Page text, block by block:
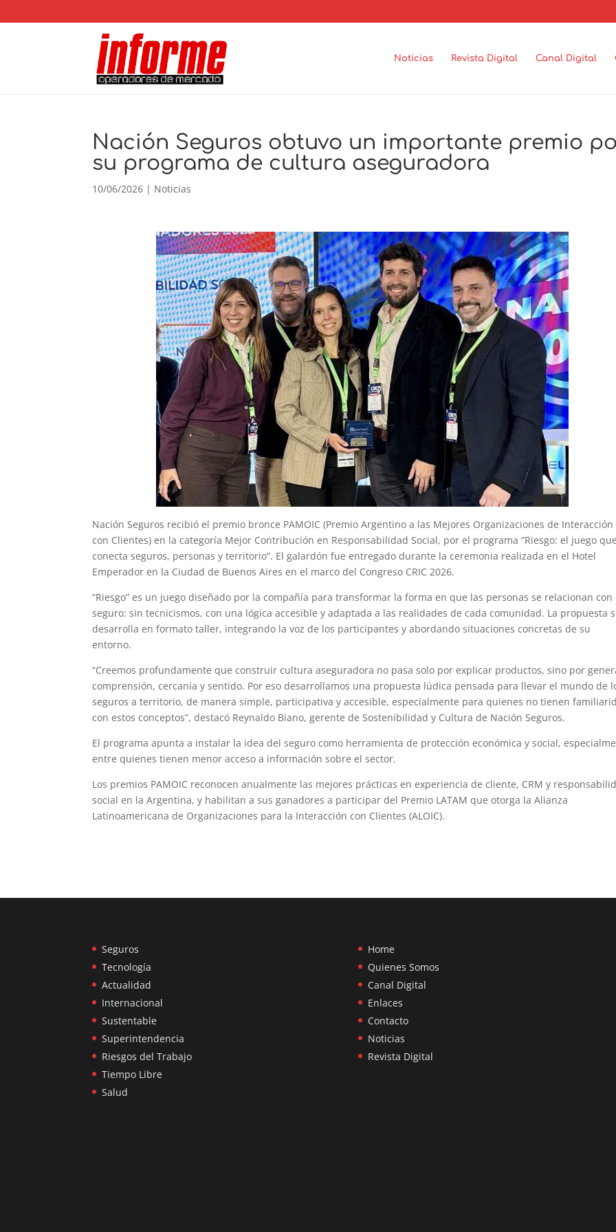
Noticias Revista Digital Canal Digital
Nación Seguros obtuvo un importante premio
su programa de cultura aseguradora
10/06/2026 | Noticias
Nación Seguros recibió el premio bronce PAMOIC (Premio Argentino a las Mejores Organizaciones de Interacción
con Clientes) en la categoría Mejor Contribución en Responsabilidad Social, por el programa “Riesgo: el juego que
conecta seguros, personas y territorio”. El galardón fue entregado durante la ceremonia realizada en el Hotel
Emperador en la Ciudad de Buenos Aires en el marco del Congreso CRIC 2026.
“Riesgo” es un juego diseñado por la compañía para transformar la forma en que las personas se relacionan con
seguro: sin tecnicismos, con una lógica accesible y adaptada a las realidades de cada comunidad. La propuesta
desarrolla en formato taller, integrando la voz de los participantes y abordando situaciones concretas de su
entorno.
“Creemos profundamente que construir cultura aseguradora no pasa solo por explicar productos, sino por
comprensión, cercanía y sentido. Por eso desarrollamos una propuesta lúdica pensada para llevar el mundo de
seguros a territorio, de manera simple, participativa y accesible, especialmente para quienes no tienen
con estos conceptos”, destacó Reynaldo Biano, gerente de Sostenibilidad y Cultura de Nación Seguros.
El programa apunta a instalar la idea del seguro como herramienta de protección económica y social,
entre quienes tienen menor acceso a información sobre el sector.
Los premios PAMOIC reconocen anualmente las mejores prácticas en experiencia de cliente, CRM y
social en la Argentina, y habilitan a sus ganadores a participar del Premio LATAM que otorga la Alianza
Latinoamericana de Organizaciones para la Interacción con Clientes (ALOIC).
Seguros
Tecnología
Actualidad
Internacional
Sustentable
Superintendencia
Riesgos del Trabajo
Tiempo Libre
Salud
Home
Quienes Somos
Canal Digital
Enlaces
Contacto
Noticias
Revista Digital